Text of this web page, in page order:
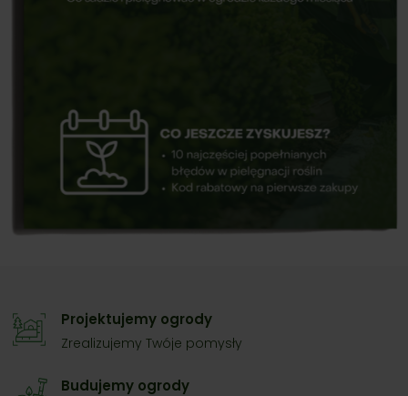
Projektujemy ogrody
Zrealizujemy Twóje pomysły
Budujemy ogrody